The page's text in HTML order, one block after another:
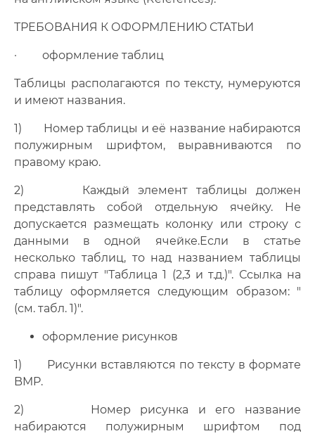
ТРЕБОВАНИЯ К ОФОРМЛЕНИЮ СТАТЬИ
· оформление таблиц
Таблицы располагаются по тексту, нумеруются
и имеют названия.
1) Номер таблицы и её название набираются
полужирным шрифтом, выравниваются по
правому краю.
2) Каждый элемент таблицы должен
представлять собой отдельную ячейку. Не
допускается размещать колонку или строку с
данными в одной ячейке.Если в статье
несколько таблиц, то над названием таблицы
справа пишут "Таблица 1 (2,3 и т.д.)". Ссылка на
таблицу оформляется следующим образом: "
(см. табл. 1)".
оформление рисунков
1) Рисунки вставляются по тексту в формате
BMP.
2) Номер рисунка и его название
набираются полужирным шрифтом под